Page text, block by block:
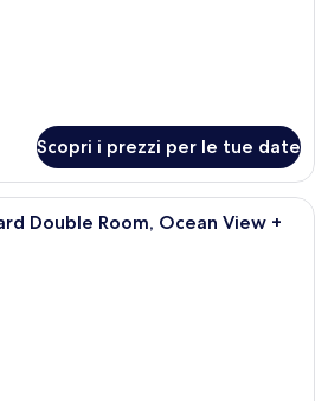
Scopri i prezzi per le tue date
Un soggiorno moderno con un
Double Room, Ocean View +